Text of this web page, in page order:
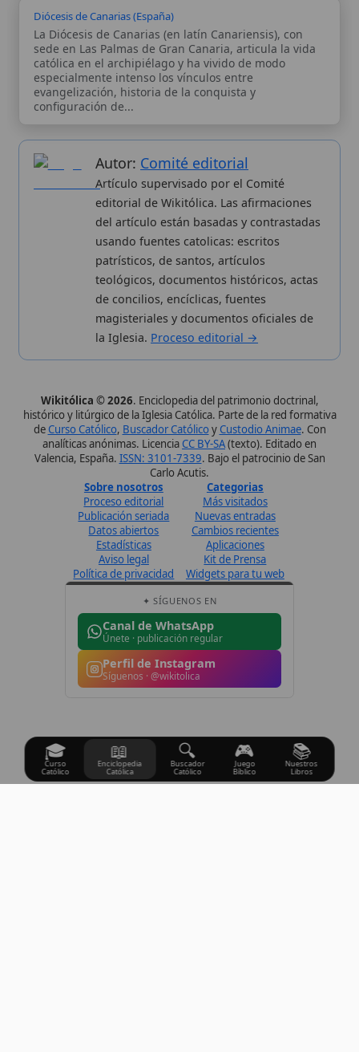
usando fuentes catolicas: escritos
patrísticos, de santos, artículos
teológicos, documentos históricos, actas
de concilios, encíclicas, fuentes
magisteriales y documentos oficiales de
la Iglesia.
Wikitólica © 2026. Enciclopedia del patrimonio doctrinal,
histórico y litúrgico de la Iglesia Católica. Parte de la red formativa
deCurso Católico ,Buscador CatólicoyCustodio Animae. Con
analíticas anónimas. LicenciaCC BY-SA(texto). Editado en
Valencia, España.ISSN: 3101-7339. Bajo el patrocinio de San
Sobre nosotros
Proceso editorial
Publicación seriada
Datos abiertos
Estadísticas
Política de privacidad
Categorias
Más visitados
Nuevas entradas
Cambios recientes
Aplicaciones
Widgets para tu web
Perfil de Instagram
Síguenos · @wikitolica